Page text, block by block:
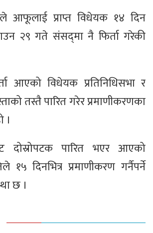
आफूलाई प्राप्त विधेयक १४ दिन
२९ गते संसद्‍मा नै फिर्ता गरेकी
आएको विधेयक प्रतिनिधिसभा र
तस्तै पारित गरेर प्रमाणीकरणका
।
दोस्रोपटक पारित भएर आएको
१५ दिनभित्र प्रमाणीकरण गर्नैपर्ने
छ ।